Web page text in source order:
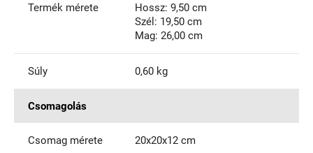
Termék mérete
Hossz: 9,50 cm
Szél: 19,50 cm
Mag: 26,00 cm
Súly 0,60 kg
Csomagolás
Csomag mérete 20x20x12 cm